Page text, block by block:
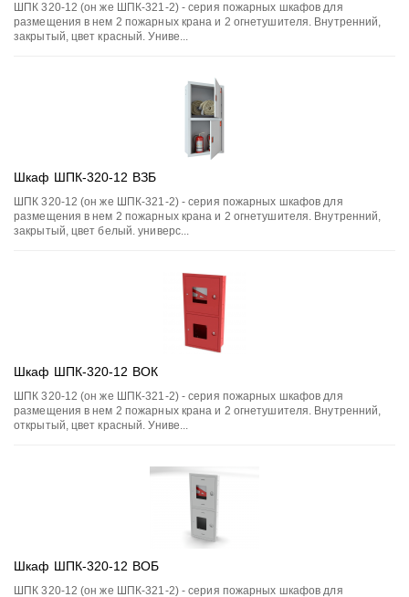
ШПК 320-12 (он же ШПК-321-2) - серия пожарных шкафов для
размещения в нем 2 пожарных крана и 2 огнетушителя. Внутренний,
закрытый, цвет красный. Униве...
Шкаф ШПК-320-12 ВЗБ
ШПК 320-12 (он же ШПК-321-2) - серия пожарных шкафов для
размещения в нем 2 пожарных крана и 2 огнетушителя. Внутренний,
закрытый, цвет белый. универс...
Шкаф ШПК-320-12 ВОК
ШПК 320-12 (он же ШПК-321-2) - серия пожарных шкафов для
размещения в нем 2 пожарных крана и 2 огнетушителя. Внутренний,
открытый, цвет красный. Униве...
Шкаф ШПК-320-12 ВОБ
ШПК 320-12 (он же ШПК-321-2) - серия пожарных шкафов для